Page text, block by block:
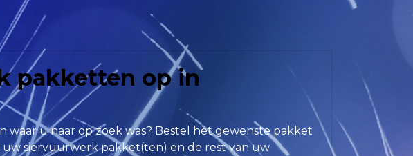
pakketten op in
u naar op zoek was? Bestel het gewenste pakket
siervuurwerk pakket(ten) en de rest van uw